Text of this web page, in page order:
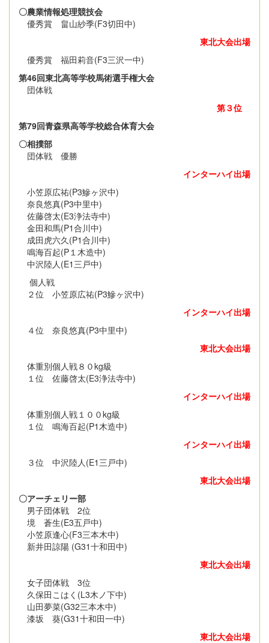
〇農業情報処理競技会
優秀賞 畠山紗季(F3切田中)
東北大会出場
優秀賞 福田莉音(F3三沢一中)
第46回東北高等学校馬術選手権大会
団体戦
第３位
第79回青森県高等学校総合体育大会
〇相撲部
団体戦 優勝
インターハイ出場
小笠原広祐(P3鰺ヶ沢中)
奈良悠真(P3中里中)
佐藤啓太(E3浄法寺中)
金田和馬(P1合川中)
成田虎六久(P1合川中)
鳴海百起(P１木造中)
中沢陸人(E1三戸中)
個人戦
２位 小笠原広祐(P3鰺ヶ沢中)
インターハイ出場
４位 奈良悠真(P3中里中)
東北大会出場
体重別個人戦８０kg級
１位 佐藤啓太(E3浄法寺中)
インターハイ出場
体重別個人戦１００kg級
１位 鳴海百起(P1木造中)
インターハイ出場
３位 中沢陸人(E1三戸中)
東北大会出場
〇アーチェリー部
男子団体戦 2位
境 蒼生(E3五戸中)
小笠原逢心(F3三本木中)
新井田諒陽 (G31十和田中)
東北大会出場
女子団体戦 3位
久保田こはく(L3木ノ下中)
山田夢菜(G32三本木中)
漆坂 葵(G31十和田一中)
東北大会出場